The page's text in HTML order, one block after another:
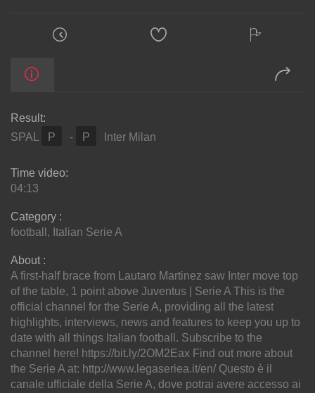
Result:
SPAL
P - P Inter Milan
Time video:
04:13
Category :
football , Italian Serie A
About :
A first-half brace from Lautaro Martinez saw Inter move top
of the table, 1 point above Juventus | Serie A This is the
official channel for the Serie A, providing all the latest
highlights, interviews, news and features to keep you up to
date with all things Italian football. Subscribe to the
channel here! https://bit.ly/2OM2Eax Find out more about
the Serie A at: http://www.legaseriea.it/en/ Questo è il
canale ufficiale della Serie A, dove potrai avere accesso ai